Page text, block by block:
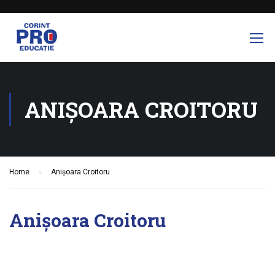
ANIȘOARA CROITORU
Home Anișoara Croitoru
Anișoara Croitoru